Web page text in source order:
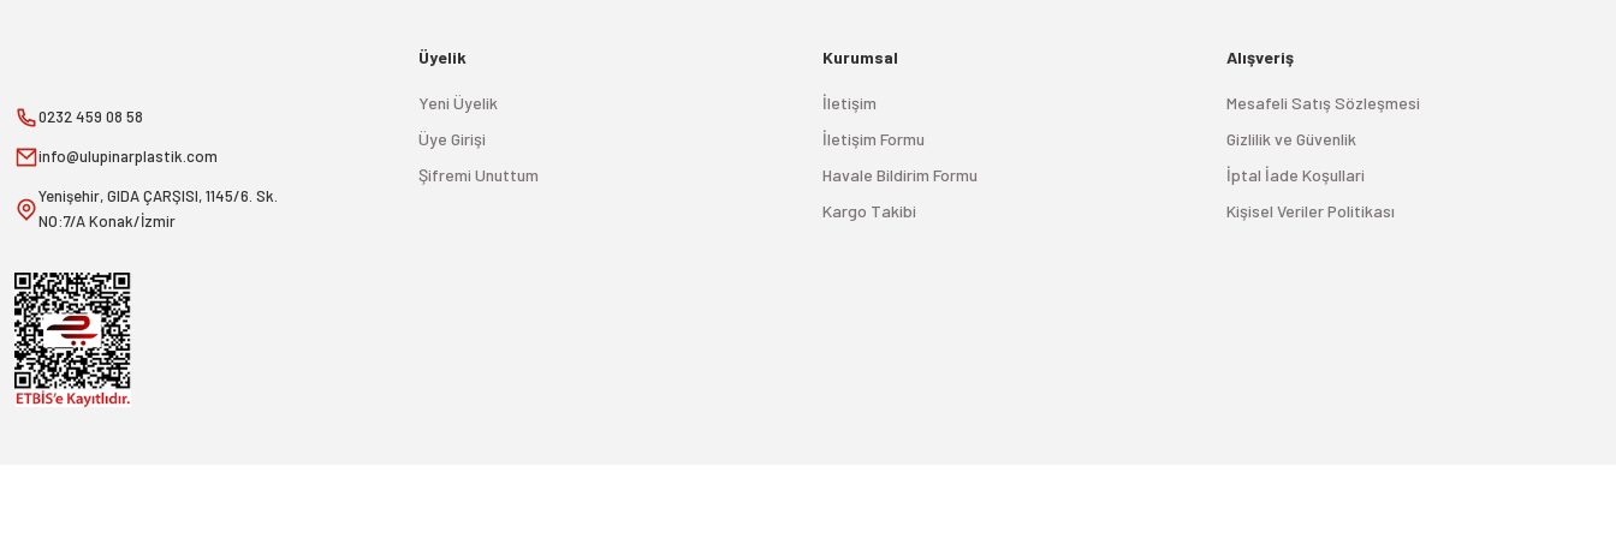
0232 459 08 58
info@ulupinarplastik.com
Yenişehir, GIDA ÇARŞISI, 1145/6. Sk.
NO:7/A Konak/İzmir
Üyelik
Yeni Üyelik
Üye Girişi
Şifremi Unuttum
Kurumsal
İletişim
İletişim Formu
Havale Bildirim Formu
Kargo Takibi
Alışveriş
Mesafeli Satış Sözleşmesi
Gizlilik ve Güvenlik
İptal İade Koşullari
Kişisel Veriler Politikası